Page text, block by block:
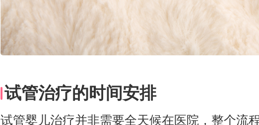
试管治疗的时间安排
试管婴儿治疗并非需要全天候在医院，整个流